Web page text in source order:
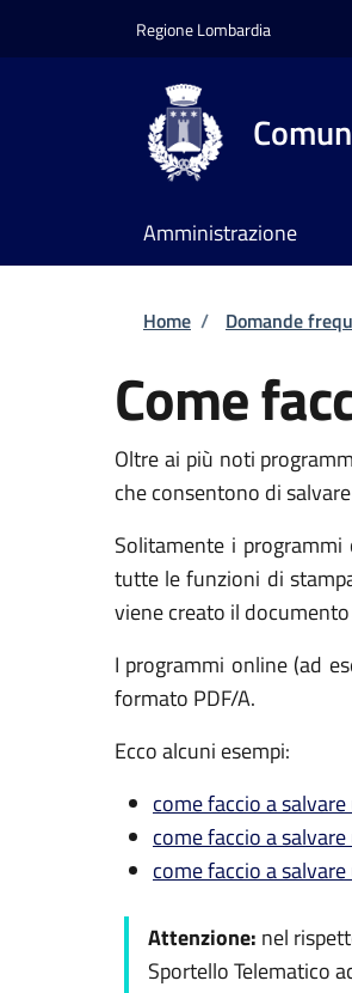
Regione Lombardia
Amministrazione
Briciole
Home / Domande
Come
Oltre ai più noti
che consentono di
Solitamente i
tutte le funzioni di
viene creato il documento
I programmi online (ad
formato PDF/A.
Ecco alcuni esempi:
come faccio a
come faccio a
come faccio a
Attenzione: nel
Sportello Telematico